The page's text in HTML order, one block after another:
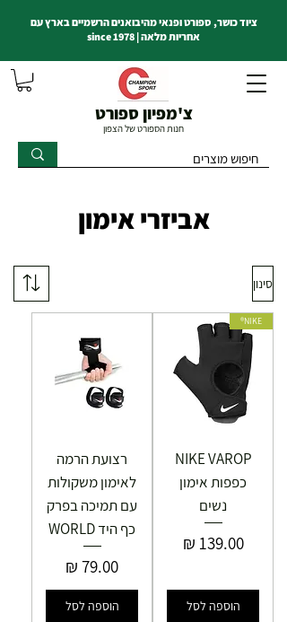
צ'מפיון ספורט
חנות הספורט של הצפון
ציוד כושר, ספורט ופנאי מהיבואנים הרשמיים בארץ עם
אחריות מלאה | since 1978
אביזרי אימון
סינון
NIKE®
NIKE VAROP
כפפות אימון
נשים
מחיר‏139.00 ‏₪
הוספה לסל
רצועת הרמה
לאימון משקולות
עם תמיכה בפרק
כף היד WORLD
מחיר
הוספה לסל